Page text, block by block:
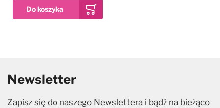
Newsletter
Zapisz się do naszego Newslettera i bądź na bieżąco